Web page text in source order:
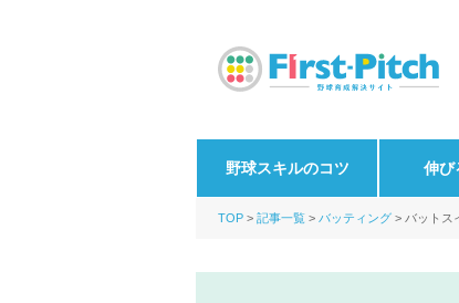
野球スキルのコツ 伸び
TOP 記事一覧 バッティング バットス